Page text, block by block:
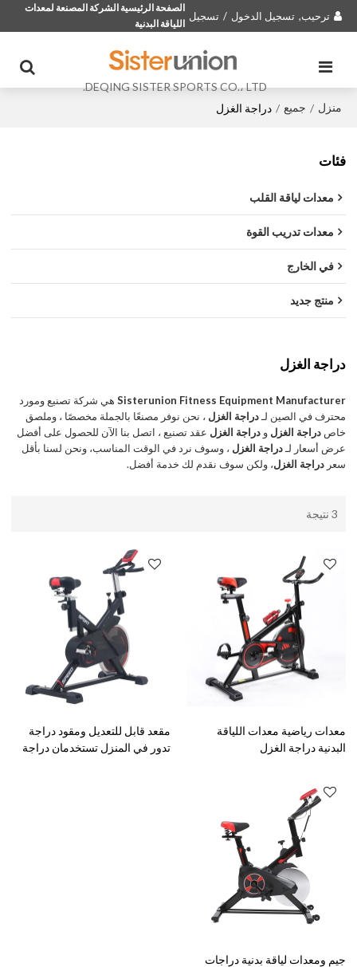
ترحيب, تسجيل الدخول / تسجيل
الصفحة الرئيسية الشركة المصنعة لمعدات
اللياقة البدنية
DEQING SISTER SPORTS CO.، LTD.
منزل / جميع / دراجة الغزل
فئات
معدات لياقة القلب
معدات تدريب القوة
في الخارج
منتج جديد
دراجة الغزل
Sisterunion Fitness Equipment Manufacturer هي شركة تصنيع ومورد
محترف في الصين لـدراجة الغزل ، نحن نوفر مصنعًا بالجملة مخصصًا ، وملصق
خاصدراجة الغزل ودراجة الغزل عقد تصنيع ، اتصل بنا الآن للحصول على أفضل
عرض أسعار لـدراجة الغزل ، وسوف نرد في الوقت المناسب، ونحن لسنا بأقل
سعردراجة الغزل، ولكن سوف نقدم لك خدمة أفضل.
3 نتيجة
معدات رياضية معدات اللياقة
البدنية دراجة الغزل
مقعد قابل للتعديل ومقود دراجة
تدور في المنزل تستخدمان دراجة
جيم ومعدات لياقة بدنية دراجات